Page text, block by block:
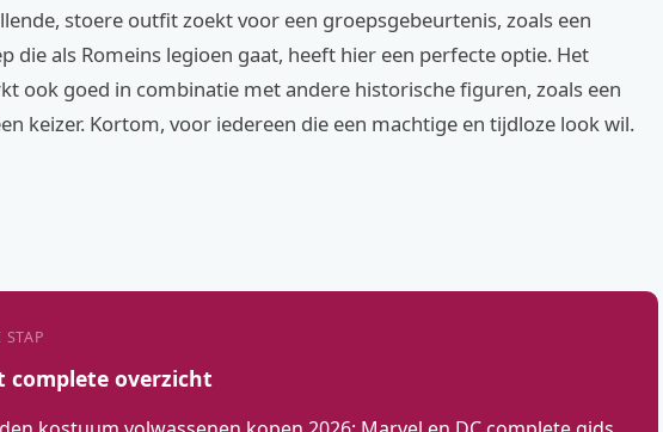
stoere outfit zoekt voor een groepsgebeurtenis, zoals een
die als Romeins legioen gaat, heeft hier een perfecte optie. Het
ook goed in combinatie met andere historische figuren, zoals een
keizer. Kortom, voor iedereen die een machtige en tijdloze look wil.
STAP
complete overzicht